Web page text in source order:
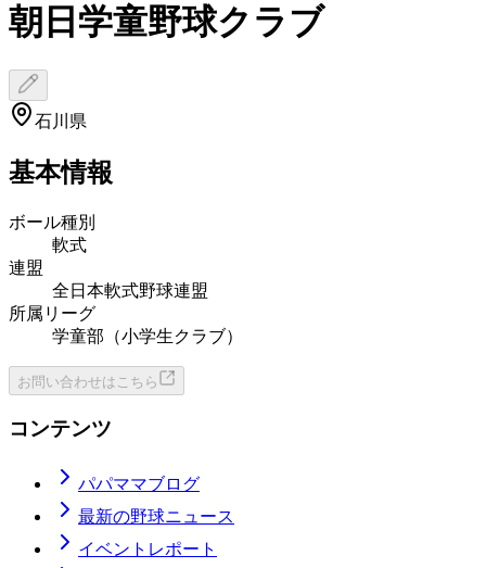
朝日学童野球クラブ
石川県
基本情報
ボール種別
軟式
連盟
全日本軟式野球連盟
所属リーグ
学童部（小学生クラブ）
お問い合わせはこちら
コンテンツ
パパママブログ
最新の野球ニュース
イベントレポート